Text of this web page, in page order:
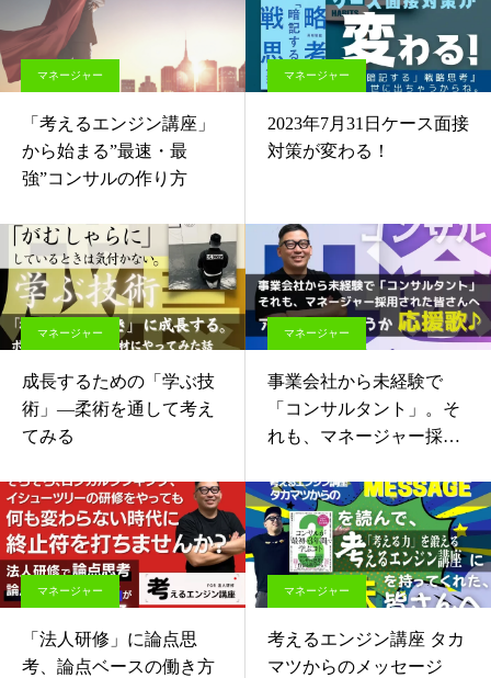
マネージャー
「考えるエンジン講座」
から始まる”最速・最
強”コンサルの作り方
マネージャー
2023年7月31日ケース面接
対策が変わる！
マネージャー
成長するための「学ぶ技
術」—柔術を通して考え
てみる
マネージャー
事業会社から未経験で
「コンサルタント」。そ
れも、マネージャー採用
イスというか応援歌。
マネージャー
「法人研修」に論点思
考、論点ベースの働き方
マネージャー
考えるエンジン講座 タカ
マツからのメッセージ